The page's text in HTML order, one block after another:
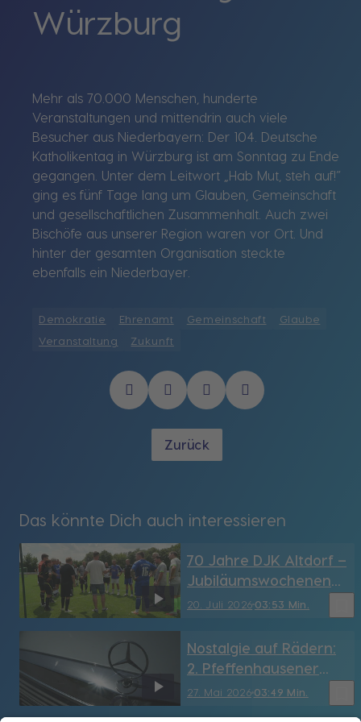
Würzburg
Mehr als 70.000 Menschen, hunderte
Veranstaltungen und mittendrin auch viele
Besucher aus Niederbayern: Der 104. Deutsche
Katholikentag in Würzburg ist am Sonntag zu Ende
gegangen. Unter dem Leitwort „Hab Mut, steh auf!“
ging es fünf Tage lang um Glauben, Gemeinschaft
und gesellschaftlichen Zusammenhalt. Auch zwei
Bischöfe aus unserer Region waren vor Ort. Und
hinter der gesamten Organisation steckte
ebenfalls ein Niederbayer.
Demokratie Ehrenamt Gemeinschaft
Glaube
Veranstaltung
Zukunft
Zurück
Das könnte Dich auch interessieren
20. Juli 202603:53 Min.
70 Jahre DJK Altdorf –
Jubiläumswochenend
e mit Festprogramm
27. Mai 202603:49 Min.
Nostalgie auf Rädern:
2. Pfeffenhausener
Oldtimertreffen